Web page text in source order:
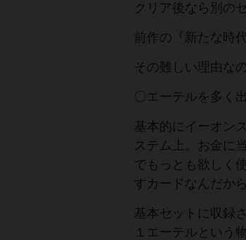
クリア後なら別の
前作の『新たな時
その難しい理由な
〇エーテルを多く
基本的にイーオン
ステム上。お金に
でもっとも欲しく
すカードなんだか
基本セットに収録
１エーテルという